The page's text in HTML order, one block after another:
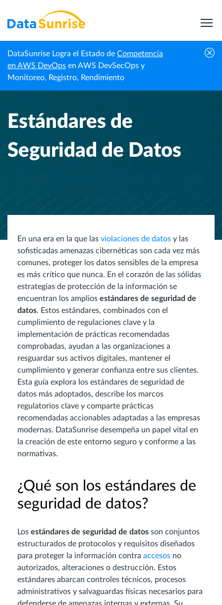
DataSunrise Logra el Estado de Competencia
en AWS DevOps en AWS DevSecOps y
Monitoreo, Registro, Rendimiento
Inicio Centro de Conocimiento Estándares de Seguridad de Datos
Estándares de
Seguridad de Datos
En una era en la que las violaciones de datos y las
sofisticadas amenazas cibernéticas son cada vez más
comunes, proteger los datos sensibles de la empresa
es más crítico que nunca. En el corazón de las sólidas
estrategias de protección de la información se
encuentran los amplios estándares de seguridad de
datos. Estos estándares, combinados con el
cumplimiento de regulaciones clave y la
implementación de prácticas recomendadas
comprobadas, ayudan a las organizaciones a
resguardar sus activos digitales, mantener el
cumplimiento y generar confianza entre sus clientes.
Esta guía explora los estándares de seguridad de
datos más adoptados, describe los marcos
regulatorios clave y comparte prácticas
recomendadas accionables adaptadas a las empresas
modernas. DataSunrise desempeña un papel vital en
la creación de este entorno seguro y conforme a las
normativas.
¿Qué son los estándares de
seguridad de datos?
Los estándares de seguridad de datos son conjuntos
estructurados de protocolos y requisitos diseñados
para proteger la información contra accesos no
autorizados, alteraciones o destrucción. Estos
estándares abarcan controles técnicos, procesos
administrativos y salvaguardas físicas necesarios para